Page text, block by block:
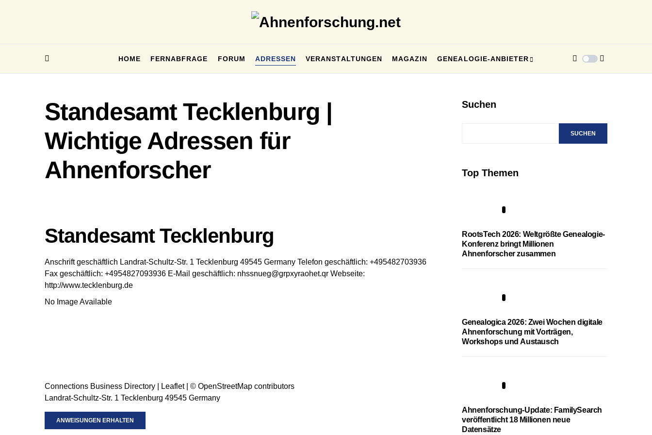
HOME FERNABFRAGE FORUM ADRESSEN VERANSTALTUNGEN MAGAZIN GENEALOGIE-ANBIETER
Standesamt Tecklenburg |
Wichtige Adressen für
Ahnenforscher
Standesamt Tecklenburg
Anschrift geschäftlich Landrat-Schultz-Str. 1 Tecklenburg 49545 Germany Telefon geschäftlich: +495482703936
Fax geschäftlich: +4954827093936 E-Mail geschäftlich: nhssnueg@grpxyraohet.qr Webseite:
http://www.tecklenburg.de
No Image Available
Connections Business Directory Leaflet| © OpenStreetMap contributors
Landrat-Schultz-Str. 1 Tecklenburg 49545 Germany
ANWEISUNGEN ERHALTEN
Suchen
SUCHEN
Top Themen
RootsTech 2026: Weltgrößte Genealogie-
Konferenz bringt Millionen
Ahnenforscher zusammen
Genealogica 2026: Zwei Wochen digitale
Ahnenforschung mit Vorträgen,
Workshops und Austausch
Ahnenforschung-Update: FamilySearch
veröffentlicht 18 Millionen neue
Datensätze